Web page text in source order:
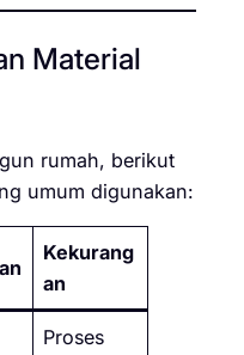
Material
rumah, berikut
umum digunakan:
Kekurang
an
Proses